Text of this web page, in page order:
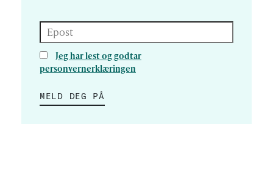
Epost
Jeg har lest og godtar
personvernerklæringen
MELD DEG PÅ